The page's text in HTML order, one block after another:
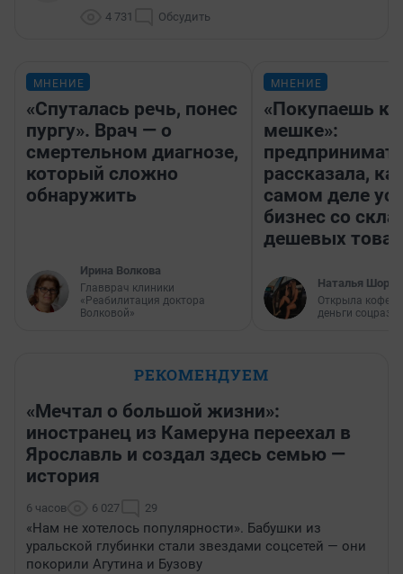
4 731 Обсудить
МНЕНИЕ
«Спуталась речь, понес
пургу». Врач — о
смертельном диагнозе,
который сложно
обнаружить
Ирина Волкова
Главврач клиники
«Реабилитация доктора
Волковой»
МНЕНИЕ
«Покупаешь
мешке»:
рассказала,
самом деле
бизнес со
дешевых
Наталья
Открыла
деньги
РЕКОМЕНДУЕМ
«Мечтал о большой жизни»:
иностранец из Камеруна переехал в
Ярославль и создал здесь семью —
история
6 часов 6 027 29
«Нам не хотелось популярности». Бабушки из
уральской глубинки стали звездами соцсетей — они
покорили Агутина и Бузову